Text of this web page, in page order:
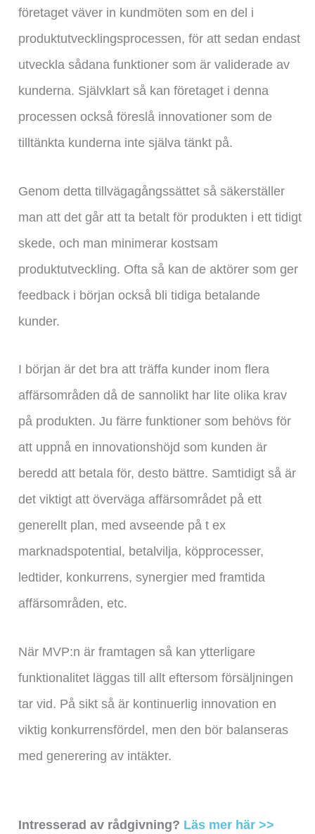
företaget väver in kundmöten som en del i
produktutvecklingsprocessen, för att sedan endast
utveckla sådana funktioner som är validerade av
kunderna. Självklart så kan företaget i denna
processen också föreslå innovationer som de
tilltänkta kunderna inte själva tänkt på.
Genom detta tillvägagångssättet så säkerställer
man att det går att ta betalt för produkten i ett tidigt
skede, och man minimerar kostsam
produktutveckling. Ofta så kan de aktörer som ger
feedback i början också bli tidiga betalande
kunder.
I början är det bra att träffa kunder inom flera
affärsområden då de sannolikt har lite olika krav
på produkten. Ju färre funktioner som behövs för
att uppnå en innovationshöjd som kunden är
beredd att betala för, desto bättre. Samtidigt så är
det viktigt att överväga affärsområdet på ett
generellt plan, med avseende på t ex
marknadspotential, betalvilja, köpprocesser,
ledtider, konkurrens, synergier med framtida
affärsområden, etc.
När MVP:n är framtagen så kan ytterligare
funktionalitet läggas till allt eftersom försäljningen
tar vid. På sikt så är kontinuerlig innovation en
viktig konkurrensfördel, men den bör balanseras
med generering av intäkter.
Intresserad av rådgivning? Läs mer här >>